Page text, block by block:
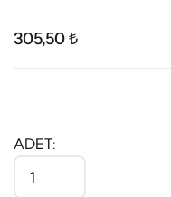
305,50 ₺
ADET: